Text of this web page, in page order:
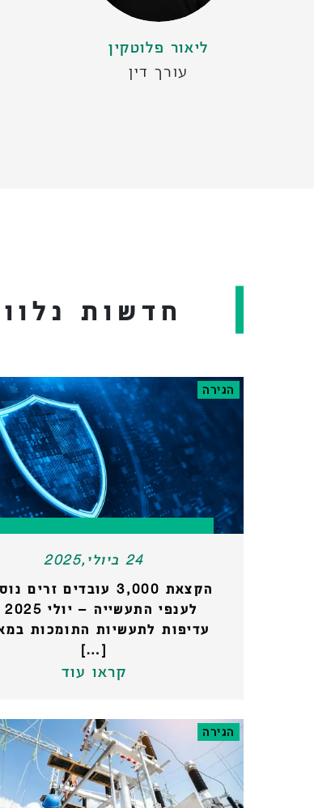
ליאור פלוטקין
עורך דין
חדשות
הגירה
24 ביולי,2025
הקצאת 3,000 עובדים זרים
עדיפות לתעשיות התומכות
[…]
קראו עוד
הגירה